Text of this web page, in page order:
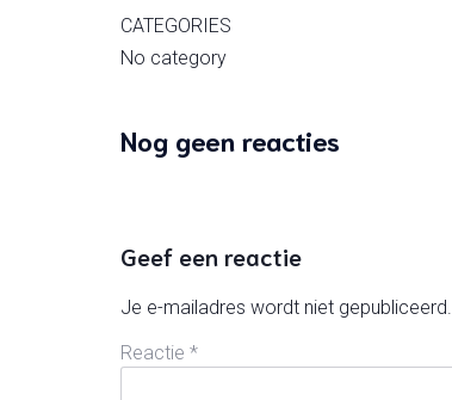
CATEGORIES
No category
Nog geen reacties
Geef een reactie
Je e-mailadres wordt niet gepubliceerd.
Reactie *